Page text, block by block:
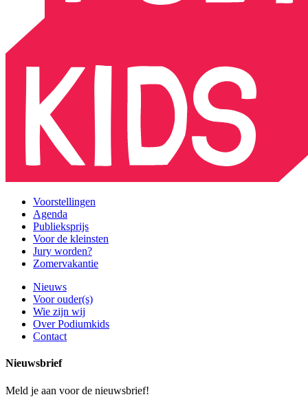
Voorstellingen
Agenda
Publieksprijs
Voor de kleinsten
Jury worden?
Zomervakantie
Nieuws
Voor ouder(s)
Wie zijn wij
Over Podiumkids
Contact
Nieuwsbrief
Meld je aan voor de nieuwsbrief!